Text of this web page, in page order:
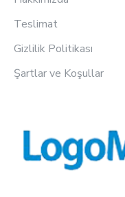
Teslimat
Gizlilik Politikası
Şartlar ve Koşullar